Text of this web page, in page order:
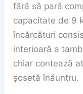
fără să pară
capacitate de 9
încărcături
interioară a
chiar contează
șosetă înăuntru.